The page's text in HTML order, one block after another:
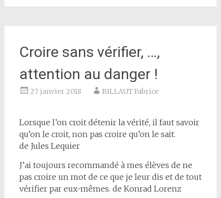
Croire sans vérifier, …,
attention au danger !
27 janvier 2018 BILLAUT Fabrice
Lorsque l’on croit détenir la vérité, il faut savoir
qu’on le croit, non pas croire qu’on le sait.
de Jules Lequier
J’ai toujours recommandé à mes élèves de ne
pas croire un mot de ce que je leur dis et de tout
vérifier par eux-mêmes. de Konrad Lorenz